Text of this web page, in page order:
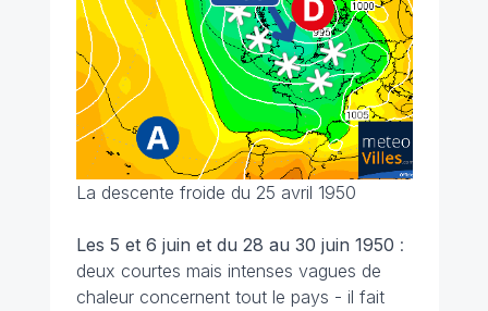
La descente froide du 25 avril 1950
Les 5 et 6 juin et du 28 au 30 juin 1950 :
deux courtes mais intenses vagues de
chaleur concernent tout le pays - il fait